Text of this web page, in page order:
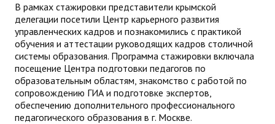
В рамках стажировки представители крымской
делегации посетили Центр карьерного развития
управленческих кадров и познакомились с практикой
обучения и аттестации руководящих кадров столичной
системы образования. Программа стажировки включала
посещение Центра подготовки педагогов по
образовательным областям, знакомство с работой по
сопровождению ГИА и подготовке экспертов,
обеспечению дополнительного профессионального
педагогического образования в г. Москве.